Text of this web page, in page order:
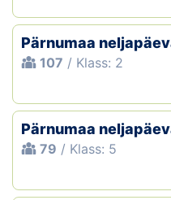
Pärnumaa
107 / Klass: 2
Pärnumaa
79 / Klass: 5